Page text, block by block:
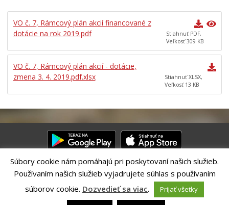
Výbor v mestskej časti č. 4
Výbor v mestskej časti č. 5
Výbor v mestskej časti č. 6
Výbor v mestskej časti č. 7
Rámcový plán akcií na rozvoj územia
Vyúčtovanie dotácií výborov v mestských častiach
Dotácie výborov v mestských častiach
Archív vyúčtovaní dotácií VMČ minulých rokov
VO č. 7, Rámcový plán akcií financované z
dotácie na rok 2019.pdf
Stiahnuť PDF,
Veľkosť 309 KB
VO č. 7, Rámcový plán akcií - dotácie,
zmena 3. 4. 2019.pdf.xlsx
Stiahnuť XLSX,
Veľkosť 13 KB
Riešenie CITIO 2.0| Technický prevádzkovateľ – MVI Technology sk,
s.r.o.
Správca webového sídla: Mesto Banská Bystrica, Československej
armády 26, 97401 Banská Bystrica,webmaster@banskabystrica.sk
Súbory cookie nám pomáhajú pri poskytovaní našich služieb.
Používaním našich služieb vyjadrujete súhlas s používaním
súborov cookie. Dozvedieť sa viac.
Prijať všetky